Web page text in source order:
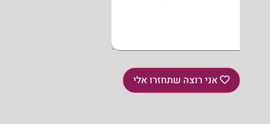
אני רוצה שתחזרו אלי